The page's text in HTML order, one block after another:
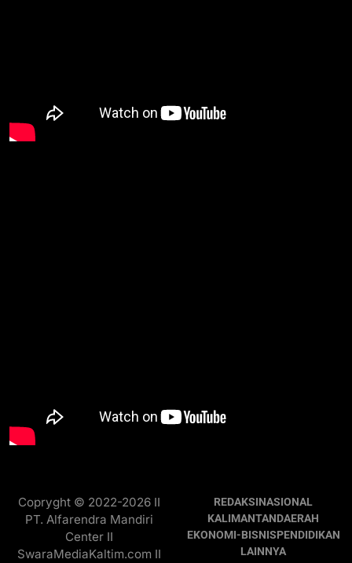
Copryght © 2022-2026 II
PT. Alfarendra Mandiri
Center II
SwaraMediaKaltim.com II
REDAKSINASIONAL
KALIMANTANDAERAH
EKONOMI-BISNISPENDIDIKAN
LAINNYA